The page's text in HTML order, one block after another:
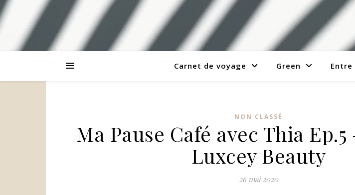
Carnet de voyage Green Entre
NON CLASSÉ
Ma Pause Café avec Thia Ep.5
Luxcey Beauty
26 mai 2020